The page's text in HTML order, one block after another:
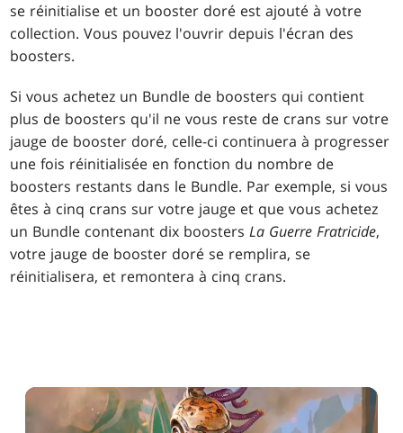
se réinitialise et un booster doré est ajouté à votre
collection. Vous pouvez l'ouvrir depuis l'écran des
boosters.
Si vous achetez un Bundle de boosters qui contient
plus de boosters qu'il ne vous reste de crans sur votre
jauge de booster doré, celle-ci continuera à progresser
une fois réinitialisée en fonction du nombre de
boosters restants dans le Bundle. Par exemple, si vous
êtes à cinq crans sur votre jauge et que vous achetez
un Bundle contenant dix boostersLa Guerre Fratricide,
votre jauge de booster doré se remplira, se
réinitialisera, et remontera à cinq crans.